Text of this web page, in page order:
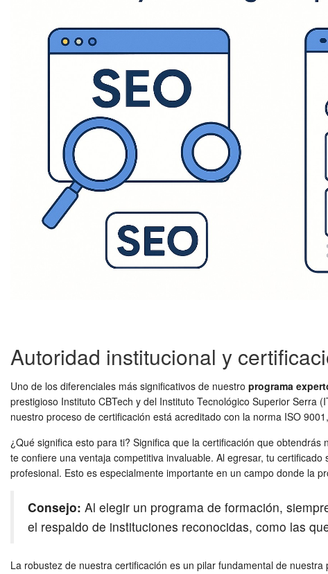
Autoridad institucional y
Uno de los diferenciales más significativos de nuestro programa
prestigioso Instituto CBTech y del Instituto Tecnológico Superior Serra
nuestro proceso de certificación está acreditado con la norma ISO
¿Qué significa esto para ti? Significa que la certificación que
te confiere una ventaja competitiva invaluable. Al egresar, tu
profesional. Esto es especialmente importante en un campo donde la
Consejo: Al elegir un programa de formación,
el respaldo de instituciones reconocidas, como las
La robustez de nuestra certificación es un pilar fundamental de